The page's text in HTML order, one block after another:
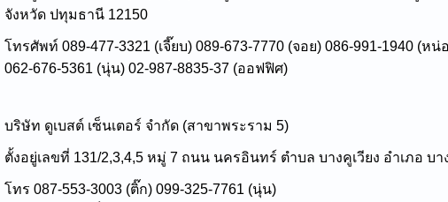
จังหวัด ปทุมธานี 12150
โทรศัพท์ 089-477-3321 (เจี๊ยบ) 089-673-7770 (จอย) 086-991-1940 (หน่
062-676-5361 (นุ่น) 02-987-8835-37 (ออฟฟิศ)
บริษัท ดูเบสต์ เซ็นเตอร์ จำกัด (สาขาพระราม 5)
ตั้งอยู่เลขที่ 131/2,3,4,5 หมู่ 7 ถนน นครอินทร์ ตำบล บางคูเวียง อำเภอ บ
โทร 087-553-3003 (ติ๊ก) 099-325-7761 (นุ่น)